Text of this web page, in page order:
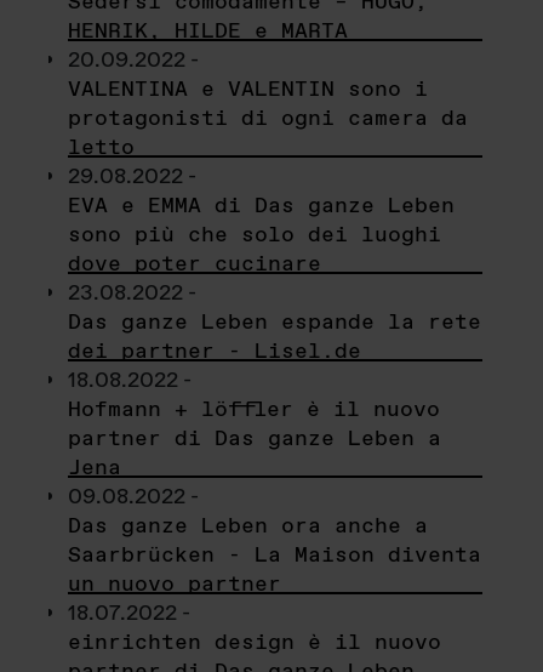
HENRIK, HILDE e MARTA
20.09.2022 -
VALENTINA e VALENTIN sono i
protagonisti di ogni camera da
letto
29.08.2022 -
EVA e EMMA di Das ganze Leben
sono più che solo dei luoghi
dove poter cucinare
23.08.2022 -
Das ganze Leben espande la rete
dei partner - Lisel.de
18.08.2022 -
Hofmann + löffler è il nuovo
partner di Das ganze Leben a
Jena
09.08.2022 -
Das ganze Leben ora anche a
Saarbrücken - La Maison diventa
un nuovo partner
18.07.2022 -
einrichten design è il nuovo